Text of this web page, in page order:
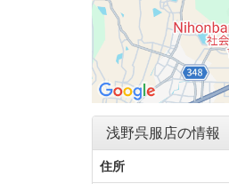
浅野呉服店の情報
住所